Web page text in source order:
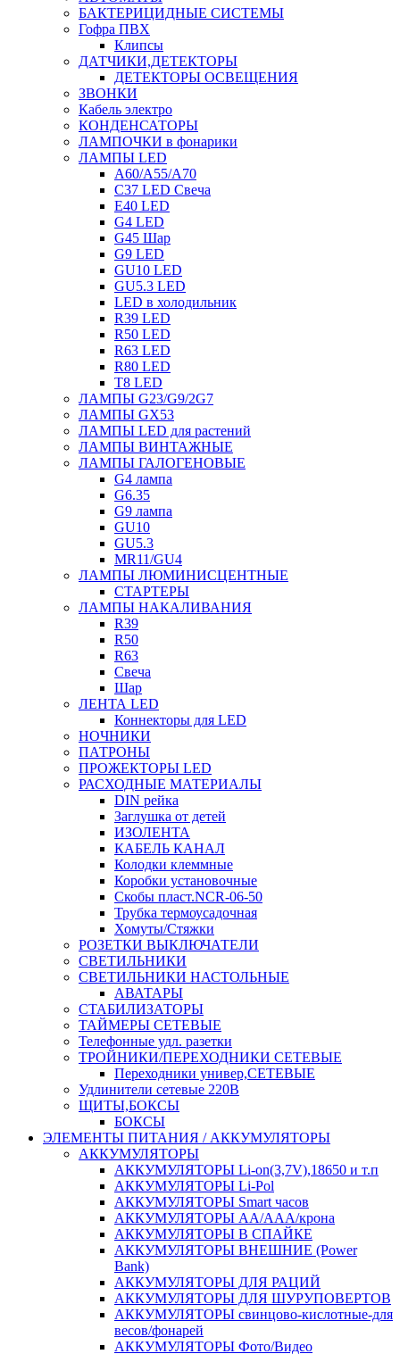
БАКТЕРИЦИДНЫЕ СИСТЕМЫ
Гофра ПВХ
Клипсы
ДАТЧИКИ,ДЕТЕКТОРЫ
ДЕТЕКТОРЫ ОСВЕЩЕНИЯ
ЗВОНКИ
Кабель электро
КОНДЕНСАТОРЫ
ЛАМПОЧКИ в фонарики
ЛАМПЫ LED
A60/A55/A70
C37 LED Свеча
E40 LED
G4 LED
G45 Шар
G9 LED
GU10 LED
GU5.3 LED
LED в холодильник
R39 LED
R50 LED
R63 LED
R80 LED
T8 LED
ЛАМПЫ G23/G9/2G7
ЛАМПЫ GX53
ЛАМПЫ LED для растений
ЛАМПЫ ВИНТАЖНЫЕ
ЛАМПЫ ГАЛОГЕНОВЫЕ
G4 лампа
G6.35
G9 лампа
GU10
GU5.3
MR11/GU4
ЛАМПЫ ЛЮМИНИСЦЕНТНЫЕ
СТАРТЕРЫ
ЛАМПЫ НАКАЛИВАНИЯ
R39
R50
R63
Свеча
Шар
ЛЕНТА LED
Коннекторы для LED
НОЧНИКИ
ПАТРОНЫ
ПРОЖЕКТОРЫ LED
РАСХОДНЫЕ МАТЕРИАЛЫ
DIN рейка
Заглушка от детей
ИЗОЛЕНТА
КАБЕЛЬ КАНАЛ
Колодки клеммные
Коробки установочные
Скобы пласт.NCR-06-50
Трубка термоусадочная
Хомуты/Стяжки
РОЗЕТКИ ВЫКЛЮЧАТЕЛИ
СВЕТИЛЬНИКИ
СВЕТИЛЬНИКИ НАСТОЛЬНЫЕ
АВАТАРЫ
СТАБИЛИЗАТОРЫ
ТАЙМЕРЫ СЕТЕВЫЕ
Телефонные удл. разетки
ТРОЙНИКИ/ПЕРЕХОДНИКИ СЕТЕВЫЕ
Переходники универ,СЕТЕВЫЕ
Удлинители сетевые 220В
ЩИТЫ,БОКСЫ
БОКСЫ
ЭЛЕМЕНТЫ ПИТАНИЯ / АККУМУЛЯТОРЫ
АККУМУЛЯТОРЫ
АККУМУЛЯТОРЫ Li-on(3,7V),18650 и т.п
АККУМУЛЯТОРЫ Li-Pol
АККУМУЛЯТОРЫ Smart часов
АККУМУЛЯТОРЫ АА/ААА/крона
АККУМУЛЯТОРЫ В СПАЙКЕ
АККУМУЛЯТОРЫ ВНЕШНИЕ (Power
Bank)
АККУМУЛЯТОРЫ ДЛЯ РАЦИЙ
АККУМУЛЯТОРЫ ДЛЯ ШУРУПОВЕРТОВ
АККУМУЛЯТОРЫ свинцово-кислотные-для
весов/фонарей
АККУМУЛЯТОРЫ Фото/Видео